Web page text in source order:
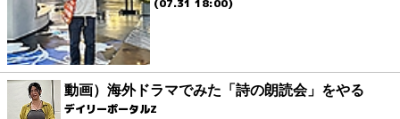
(07.31 18:00)
動画）海外ドラマでみた「詩の朗読会」をやる
デイリーポータルZ